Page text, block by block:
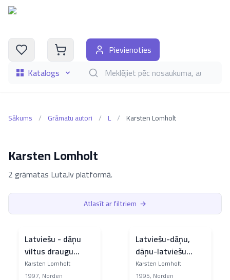
Katalogs Meklēt grāmatas pēc nosaukuma, autora,
Pievienoties
Sākums / Grāmatu autori / L / Karsten Lomholt
Karsten Lomholt
2 grāmatas Luta.lv platformā.
Atlasīt ar filtriem →
Latviešu - dāņu
viltus draugu
vārdnīca
Karsten Lomholt
1997, Norden
Latviešu-dāņu,
dāņu-latviešu
vārdnīca
Karsten Lomholt
1995, Norden